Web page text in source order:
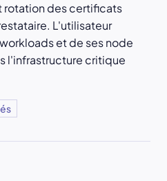
rotation des certificats
L'utilisateur
et de ses node
l'infrastructure critique